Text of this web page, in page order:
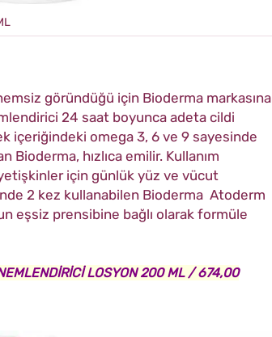
göründüğü için Bioderma markasına
24 saat boyunca adeta cildi
içeriğindeki omega 3, 6 ve 9 sayesinde
hızlıca emilir. Kullanım
için günlük yüz ve vücut
2 kez kullanabilen Bioderma Atoderm
eşsiz prensibine bağlı olarak formüle
LOSYON 200 ML / 674,00